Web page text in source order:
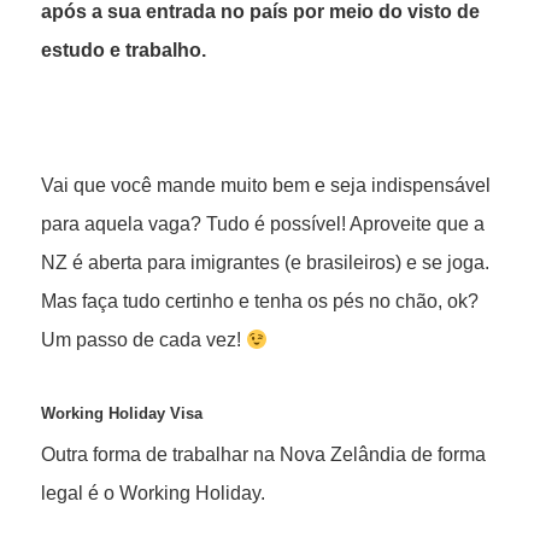
após a sua entrada no país por meio do visto de
estudo e trabalho.
Vai que você mande muito bem e seja indispensável
para aquela vaga? Tudo é possível! Aproveite que a
NZ é aberta para imigrantes (e brasileiros) e se joga.
Mas faça tudo certinho e tenha os pés no chão, ok?
Um passo de cada vez!
Working Holiday Visa
Outra forma de trabalhar na Nova Zelândia de forma
legal é o Working Holiday.